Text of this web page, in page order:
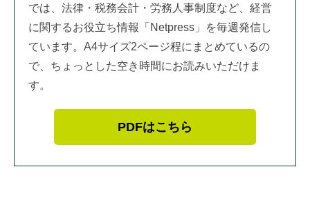
では、法律・税務会計・労務人事制度など、経営
に関するお役立ち情報「Netpress」を毎週発信し
ています。A4サイズ2ページ程にまとめているの
で、ちょっとした空き時間にお読みいただけま
す。
PDFはこちら